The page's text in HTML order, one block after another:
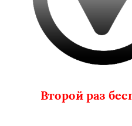
Второй раз